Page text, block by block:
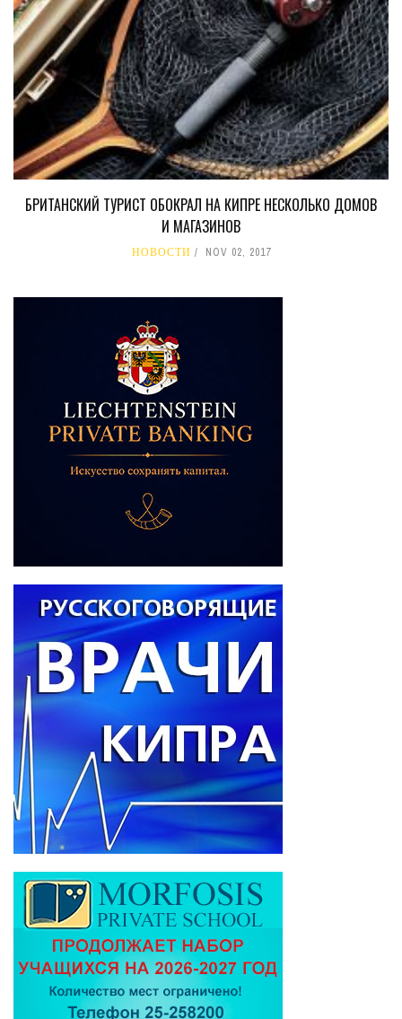
БРИТАНСКИЙ ТУРИСТ ОБОКРАЛ НА КИПРЕ НЕСКОЛЬКО ДОМОВ
И МАГАЗИНОВ
НОВОСТИ NOV 02, 2017